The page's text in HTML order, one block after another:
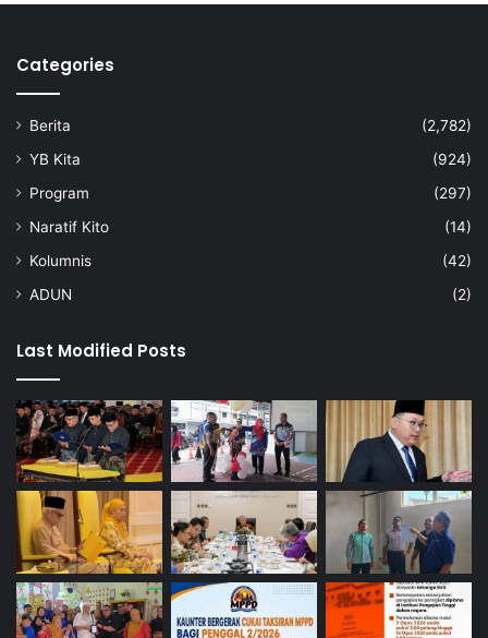
Categories
Berita
(2,782)
YB Kita
(924)
Program
(297)
Naratif Kito
(14)
Kolumnis
(42)
ADUN
(2)
Last Modified Posts